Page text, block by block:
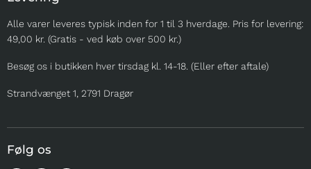
TIL HJEMMET
TIL TUREN
TIL UDSTILLING
TIL OPDRÆTTERE
SOMMER
Alle varer leveres typisk inden for 1 til 3 hverdage. Pris for levering:
49,00 kr. (Gratis - ved køb over 500 kr.)
Besøg os i butikken hver tirsdag kl. 14-18. (Eller efter aftale)
Strandvænget 1, 2791 Dragør
Følg os